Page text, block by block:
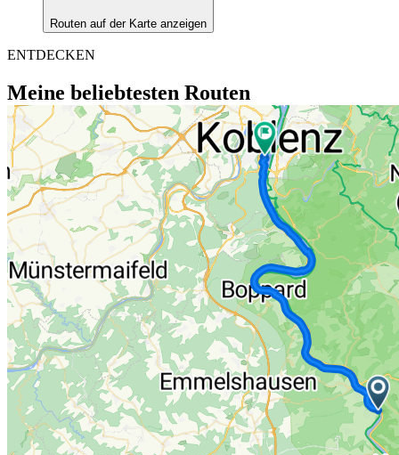
Routen auf der Karte anzeigen
ENTDECKEN
Meine beliebtesten Routen